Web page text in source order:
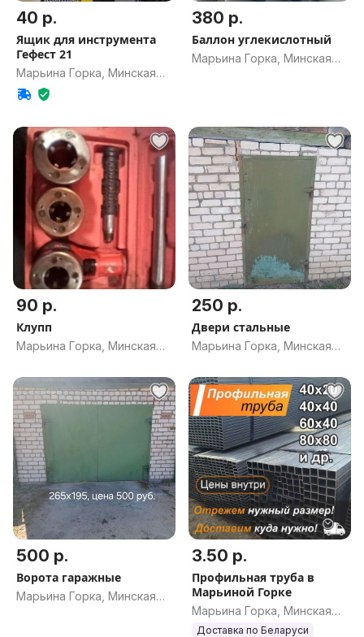
40 р.
Ящик для инструмента
Гефест 21
Марьина Горка, Минская
обл.
380 р.
Баллон углекислотный
Марьина Горка, Минская
90 р.
Клупп
Марьина Горка, Минская
250 р.
Двери стальные
Марьина Горка, Минская
500 р.
Ворота гаражные
Марьина Горка, Минская
3.50 р.
Профильная труба в
Марьиной Горке
Марьина Горка, Минская
обл.
Доставка по Беларуси